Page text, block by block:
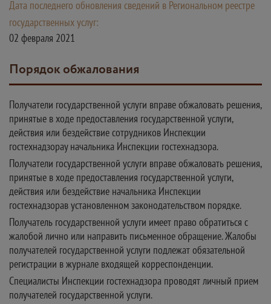
Дата последнего обновления сведений в Региональном реестре
государственных услуг:
02 февраля 2021
Порядок обжалования
Получатели государственной услуги вправе обжаловать решения,
принятые в ходе предоставления государственной услуги,
действия или бездействие сотрудников Инспекции
гостехнадзорау начальника Инспекции гостехнадзора.
Получатели государственной услуги вправе обжаловать решения,
принятые в ходе предоставления государственной услуги,
действия или бездействие начальника Инспекции
гостехнадзорав установленном законодательством порядке.
Получатель государственной услуги имеет право обратиться с
жалобой лично или направить письменное обращение. Жалобы
получателей государственной услуги подлежат обязательной
регистрации в журнале входящей корреспонденции.
Специалисты Инспекции гостехнадзора проводят личный прием
получателей государственной услуги.